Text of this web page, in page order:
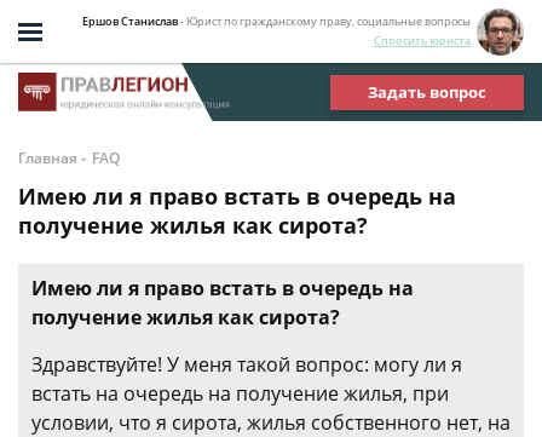
Ершов Станислав- Юрист по гражданскому праву, социальные вопросы
Спросить юриста
Задать вопрос
Главная - FAQ
Имею ли я право встать в очередь на
получение жилья как сирота?
Имею ли я право встать в очередь на
получение жилья как сирота?
Здравствуйте! У меня такой вопрос: могу ли я
встать на очередь на получение жилья, при
условии, что я сирота, жилья собственного нет, на